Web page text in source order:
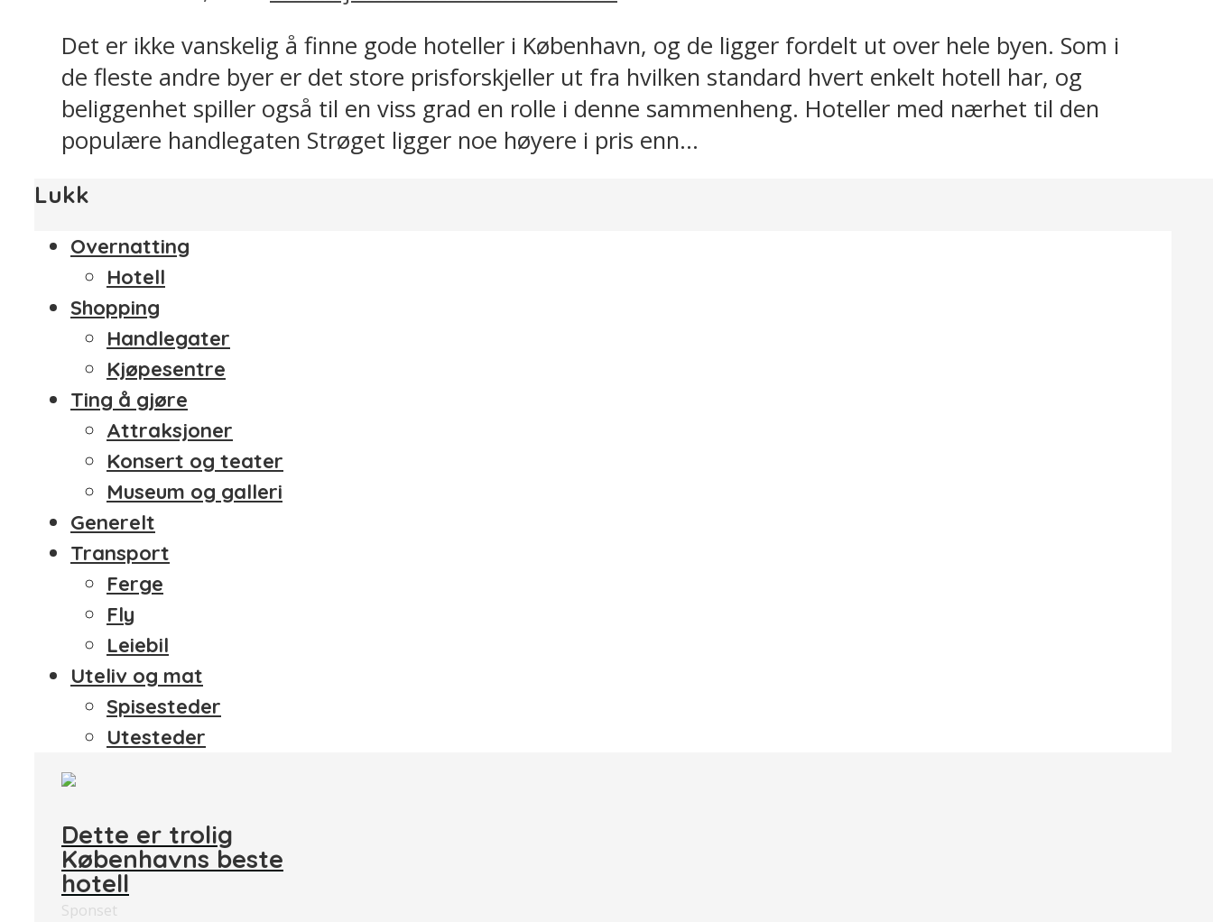
Det er ikke vanskelig å finne gode hoteller i København, og de ligger fordelt ut over hele byen. Som i
de fleste andre byer er det store prisforskjeller ut fra hvilken standard hvert enkelt hotell har, og
beliggenhet spiller også til en viss grad en rolle i denne sammenheng. Hoteller med nærhet til den
populære handlegaten Strøget ligger noe høyere i pris enn...
Lukk
Overnatting
Hotell
Shopping
Handlegater
Kjøpesentre
Ting å gjøre
Attraksjoner
Konsert og teater
Museum og galleri
Generelt
Transport
Ferge
Fly
Leiebil
Uteliv og mat
Spisesteder
Utesteder
Dette er trolig
Københavns beste
hotell
Sponset